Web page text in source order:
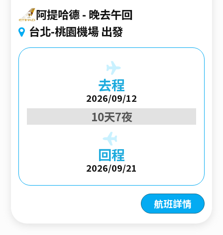
阿提哈德 晚去午回
台北-桃園機場 出發
去程
2026/09/12
10天7夜
回程
2026/09/21
航班詳情